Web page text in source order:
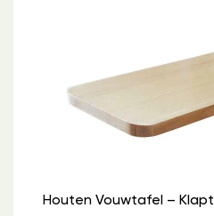
Houten Vouwtafel –